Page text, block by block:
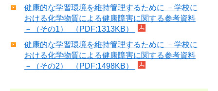
健康的な学習環境を維持管理するために －学校に
おける化学物質による健康障害に関する参考資料
－（その1） （PDF:1313KB）
健康的な学習環境を維持管理するために －学校に
おける化学物質による健康障害に関する参考資料
－（その2） （PDF:1498KB）